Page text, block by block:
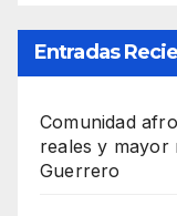
Entradas
Comunidad
reales y mayor
Guerrero